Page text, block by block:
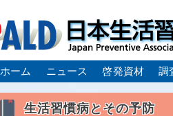
ホーム ニュース 啓発資材 調
生活習慣病とその予防